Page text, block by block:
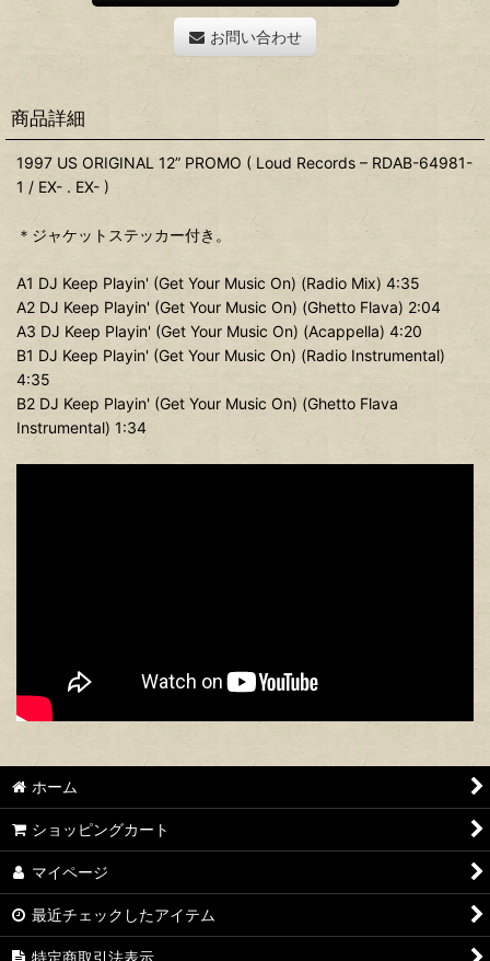
お問い合わせ
商品詳細
1997 US ORIGINAL 12” PROMO ( Loud Records – RDAB-64981-
1 / EX- . EX- )
＊ジャケットステッカー付き。
A1 DJ Keep Playin' (Get Your Music On) (Radio Mix) 4:35
A2 DJ Keep Playin' (Get Your Music On) (Ghetto Flava) 2:04
A3 DJ Keep Playin' (Get Your Music On) (Acappella) 4:20
B1 DJ Keep Playin' (Get Your Music On) (Radio Instrumental)
4:35
B2 DJ Keep Playin' (Get Your Music On) (Ghetto Flava
Instrumental) 1:34
ホーム
ショッピングカート
マイページ
最近チェックしたアイテム